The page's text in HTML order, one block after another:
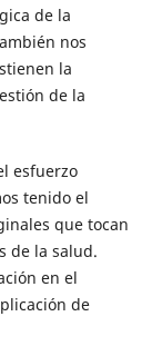
de la
nos
la
de la
esfuerzo
tenido el
que tocan
de la salud.
en el
de